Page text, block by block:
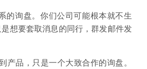
的询盘。你们公司可能根本就不生
想要套取消息的同行，群发邮件发
产品，只是一个大致合作的询盘。